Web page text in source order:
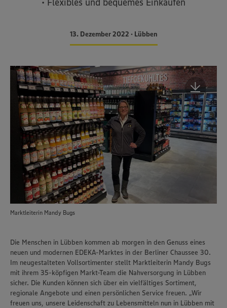
13. Dezember 2022 • Lübben
Marktleiterin Mandy Bugs
Die Menschen in Lübben kommen ab morgen in den Genuss eines
neuen und modernen EDEKA-Marktes in der Berliner Chaussee 30.
Im neugestalteten Vollsortimenter stellt Marktleiterin Mandy Bugs
mit ihrem 35-köpfigen Markt-Team die Nahversorgung in Lübben
sicher. Die Kunden können sich über ein vielfältiges Sortiment,
regionale Angebote und einen persönlichen Service freuen. „Wir
freuen uns, unsere Leidenschaft zu Lebensmitteln nun in Lübben mit